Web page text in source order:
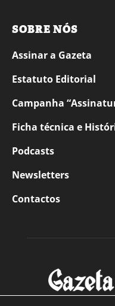
SOBRE NÓS
Assinar a Gazeta
Estatuto Editorial
Campanha
Ficha técnica e
Podcasts
Newsletters
Contactos